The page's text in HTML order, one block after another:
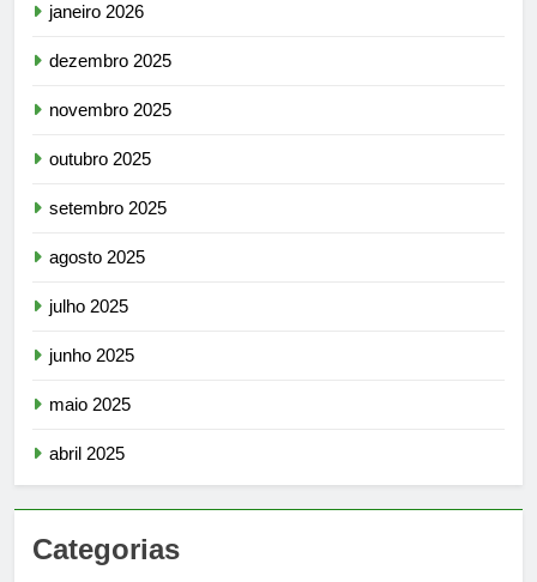
janeiro 2026
dezembro 2025
novembro 2025
outubro 2025
setembro 2025
agosto 2025
julho 2025
junho 2025
maio 2025
abril 2025
Categorias